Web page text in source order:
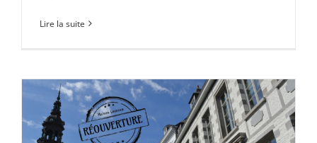
Lire la suite